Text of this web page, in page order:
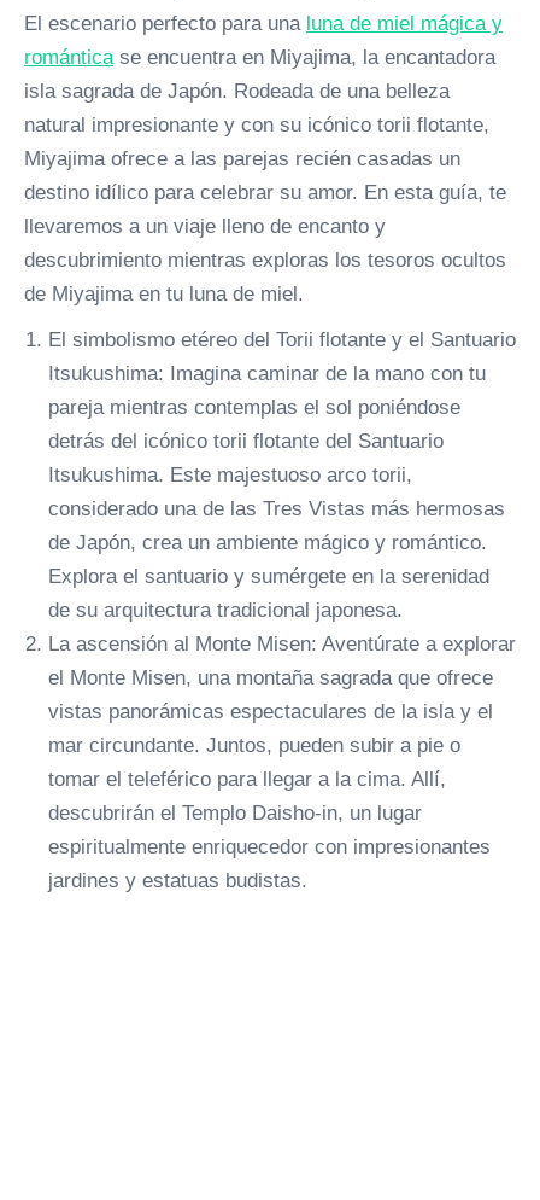
El escenario perfecto para una luna de miel mágica y
románticase encuentra en Miyajima, la encantadora
isla sagrada de Japón. Rodeada de una belleza
natural impresionante y con su icónico torii flotante,
Miyajima ofrece a las parejas recién casadas un
destino idílico para celebrar su amor. En esta guía, te
llevaremos a un viaje lleno de encanto y
descubrimiento mientras exploras los tesoros ocultos
de Miyajima en tu luna de miel.
El simbolismo etéreo del Torii flotante y el Santuario
Itsukushima: Imagina caminar de la mano con tu
pareja mientras contemplas el sol poniéndose
detrás del icónico torii flotante del Santuario
Itsukushima. Este majestuoso arco torii,
considerado una de las Tres Vistas más hermosas
de Japón, crea un ambiente mágico y romántico.
Explora el santuario y sumérgete en la serenidad
de su arquitectura tradicional japonesa.
La ascensión al Monte Misen: Aventúrate a explorar
el Monte Misen, una montaña sagrada que ofrece
vistas panorámicas espectaculares de la isla y el
mar circundante. Juntos, pueden subir a pie o
tomar el teleférico para llegar a la cima. Allí,
descubrirán el Templo Daisho-in, un lugar
espiritualmente enriquecedor con impresionantes
jardines y estatuas budistas.